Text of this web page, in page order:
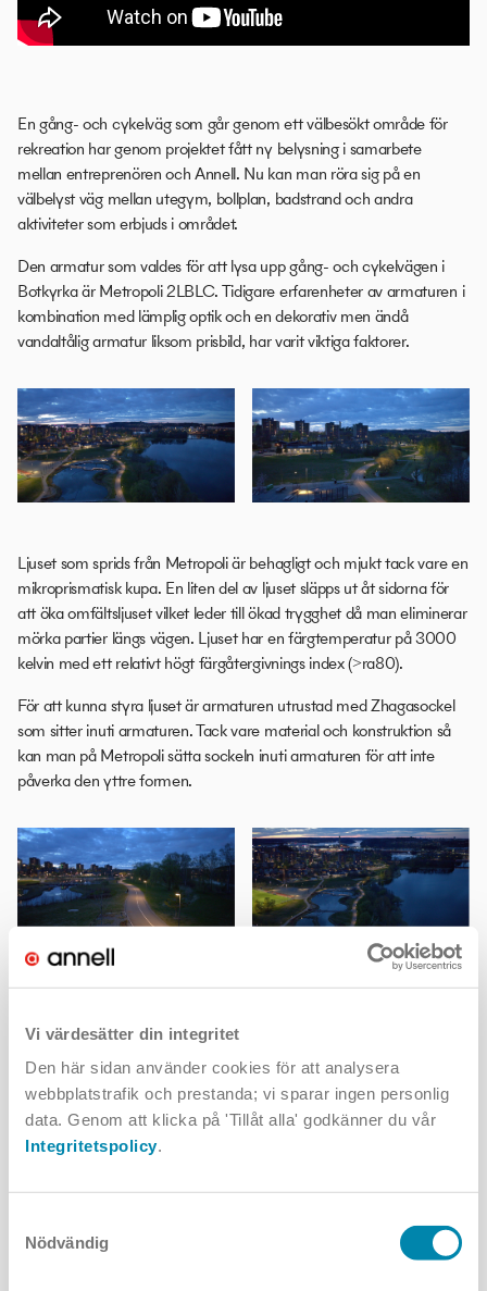
Vi värdesätter din integritet
Den här sidan använder cookies för att analysera
webbplatstrafik och prestanda; vi sparar ingen personlig
data. Genom att klicka på 'Tillåt alla' godkänner du vår
Integritetspolicy.
Nödvändig
En gång- och cykelväg som går genom ett välbesökt område för
rekreation har genom projektet fått ny belysning i samarbete
mellan entreprenören och Annell. Nu kan man röra sig på en
välbelyst väg mellan utegym, bollplan, badstrand och andra
aktiviteter som erbjuds i området.
Den armatur som valdes för att lysa upp gång- och cykelvägen i
Botkyrka är Metropoli 2LBLC. Tidigare erfarenheter av armaturen i
kombination med lämplig optik och en dekorativ men ändå
vandaltålig armatur liksom prisbild, har varit viktiga faktorer.
Ljuset som sprids från Metropoli är behagligt och mjukt tack vare en
mikroprismatisk kupa. En liten del av ljuset släpps ut åt sidorna för
att öka omfältsljuset vilket leder till ökad trygghet då man eliminerar
mörka partier längs vägen. Ljuset har en färgtemperatur på 3000
kelvin med ett relativt högt färgåtergivnings index (>ra80).
För att kunna styra ljuset är armaturen utrustad med Zhagasockel
som sitter inuti armaturen. Tack vare material och konstruktion så
kan man på Metropoli sätta sockeln inuti armaturen för att inte
påverka den yttre formen.
effektivt som möjligt klara kraven för gång- och cykelvägar. Med
energiförbrukningen jämfört med tidigare lösning.
När det gäller vandalklassning presterar Metropoli 2LBLC extremt
bra då den testats till dubbelt så höga krav som den högsta
Projektet i korthet